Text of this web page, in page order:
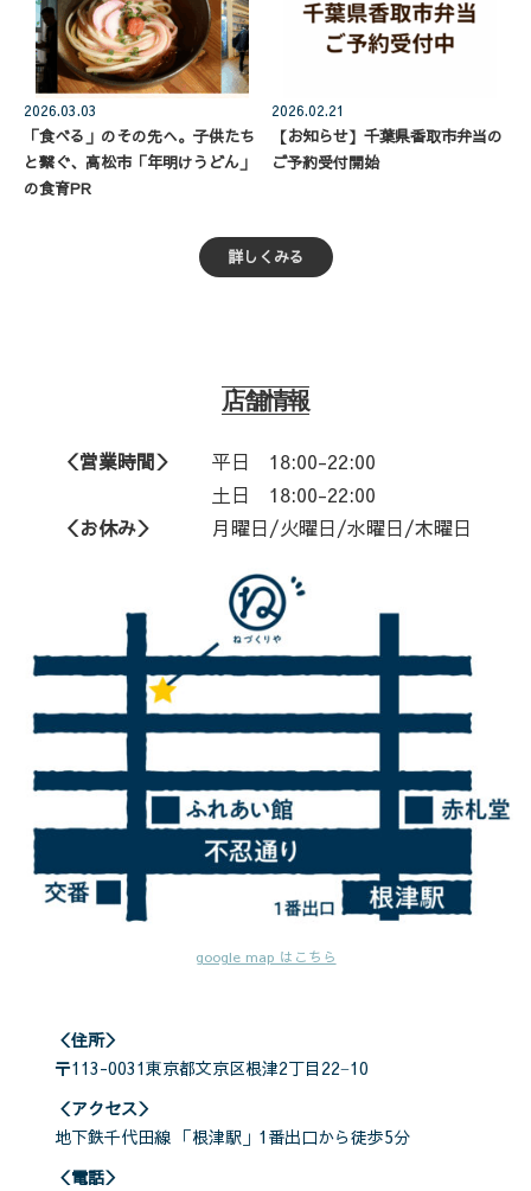
2026.03.03
「食べる」のその先へ。子供たち
と繋ぐ、高松市「年明けうどん」
の食育PR
2026.02.21
【お知らせ】千葉県香取市弁当の
ご予約受付開始
詳しくみる
店舗情報
＜営業時間＞ 平日
18:00-22:00
土日 18:00-22:00
＜お休み＞ 月曜日/火曜日/水曜日/木曜日
google map はこちら
＜住所＞
〒113-0031東京都文京区根津2丁目22−10
＜アクセス＞
地下鉄千代田線 「根津駅」1番出口から徒歩5分
＜電話＞